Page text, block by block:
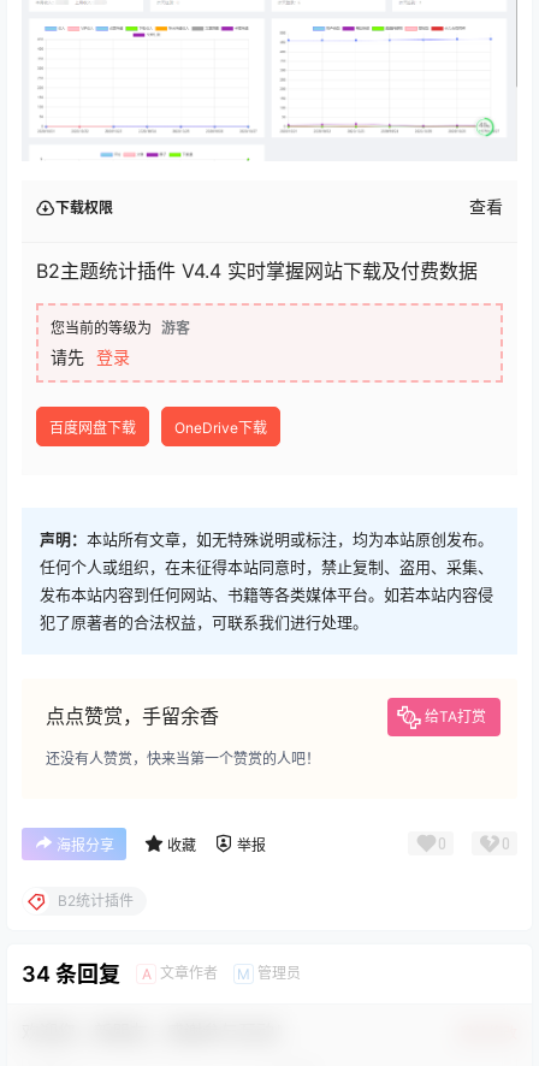
下载权限 查看
B2主题统计插件 V4.4 实时掌握网站下载及付费数据
您当前的等级为 游客
请先 登录
百度网盘下载 OneDrive下载
声明： 本站所有文章，如无特殊说明或标注，均为本站原创发布。
任何个人或组织，在未征得本站同意时，禁止复制、盗用、采集、
发布本站内容到任何网站、书籍等各类媒体平台。如若本站内容侵
犯了原著者的合法权益，可联系我们进行处理。
点点赞赏，手留余香 给TA打赏
还没有人赞赏，快来当第一个赞赏的人吧！
海报分享 收藏 举报 0 0
B2统计插件
34 条回复 A 文章作者 M 管理员